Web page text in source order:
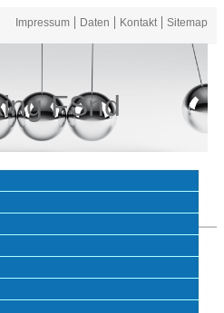
Impressum Daten Kontakt Sitemap
FSnd